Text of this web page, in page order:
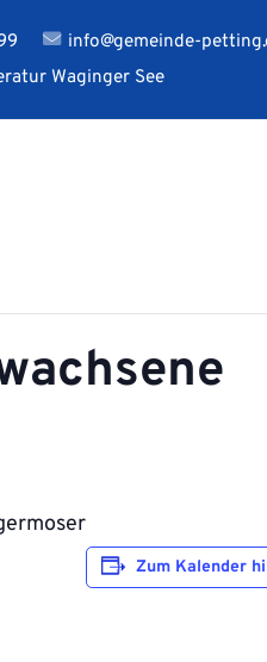
info@gemeinde-
Waginger See
Zum Kalender